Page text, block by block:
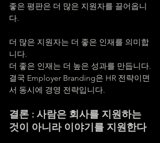
좋은 평판은 더 많은 지원자를 끌어옵니
다.
더 많은 지원자는 더 좋은 인재를 의미합
니다.
더 좋은 인재는 더 높은 성과를 만듭니다.
결국 Employer Branding은 HR 전략이면
서 동시에 경영 전략입니다.
결론 : 사람은 회사를 지원하는
것이 아니라 이야기를 지원한다